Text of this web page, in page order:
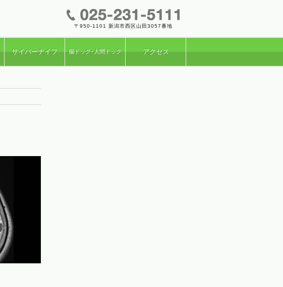
〒950-1101 新潟市西区山田3057番地
サイバーナイフ 脳ドック･人間ドック アクセス